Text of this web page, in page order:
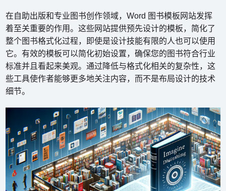
在自助出版和专业图书创作领域，Word 图书模板网站发挥
着至关重要的作用。这些网站提供预先设计的模板，简化了
整个图书格式化过程，即使是设计技能有限的人也可以使用
它。有效的模板可以简化初始设置，确保您的图书符合行业
标准并且看起来美观。通过降低与格式化相关的复杂性，这
些工具使作者能够更多地关注内容，而不是布局设计的技术
细节。